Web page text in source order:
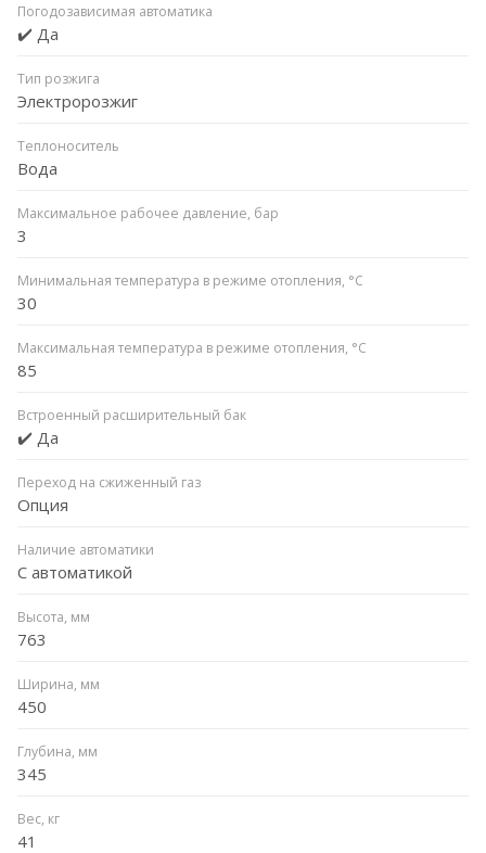
Погодозависимая автоматика
✔️ Да
Тип розжига
Электророзжиг
Теплоноситель
Вода
Максимальное рабочее давление, бар
3
Минимальная температура в режиме отопления, °C
30
Максимальная температура в режиме отопления, °C
85
Встроенный расширительный бак
✔️ Да
Переход на сжиженный газ
Опция
Наличие автоматики
С автоматикой
Высота, мм
763
Ширина, мм
450
Глубина, мм
345
Вес, кг
41